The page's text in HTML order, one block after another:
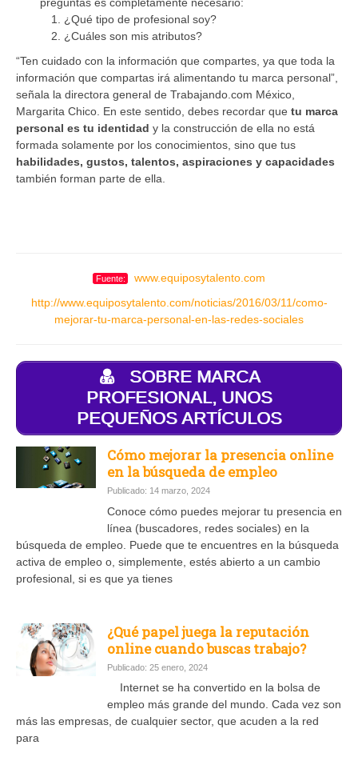
¿Qué tipo de profesional soy?
¿Cuáles son mis atributos?
“Ten cuidado con la información que compartes, ya que toda la
información que compartas irá alimentando tu marca personal”,
señala la directora general de Trabajando.com México,
Margarita Chico. En este sentido, debes recordar que tu marca
personal es tu identidad y la construcción de ella no está
formada solamente por los conocimientos, sino que tus
habilidades, gustos, talentos, aspiraciones y capacidades
también forman parte de ella.
Fuente:
www.equiposytalento.com
http://www.equiposytalento.com/noticias/2016/03/11/como-
mejorar-tu-marca-personal-en-las-redes-sociales
SOBRE MARCA
PROFESIONAL, UNOS
PEQUEÑOS ARTÍCULOS
Cómo mejorar la presencia online
en la búsqueda de empleo
Publicado: 14 marzo, 2024
Conoce cómo puedes mejorar tu presencia en
línea (buscadores, redes sociales) en la
búsqueda de empleo. Puede que te encuentres en la búsqueda
activa de empleo o, simplemente, estés abierto a un cambio
profesional, si es que ya tienes
¿Qué papel juega la reputación
online cuando buscas trabajo?
Publicado: 25 enero, 2024
Internet se ha convertido en la bolsa de
empleo más grande del mundo. Cada vez son
más las empresas, de cualquier sector, que acuden a la red
para